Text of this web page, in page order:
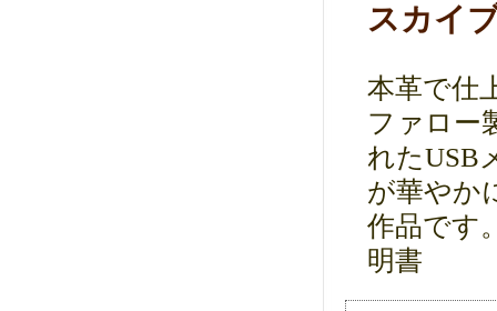
スカイ
本革で仕
ファロー
れたUSB
が華やか
作品です
明書